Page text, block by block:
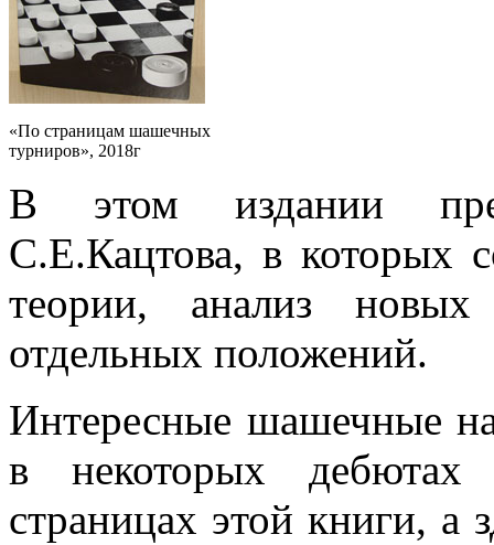
«По страницам шашечных
турниров», 2018г
В этом издании
С.Е.Кацтова, в которых
теории, анализ
отдельных положений.
Интересные шашечные
в некоторых
страницах этой книги, а